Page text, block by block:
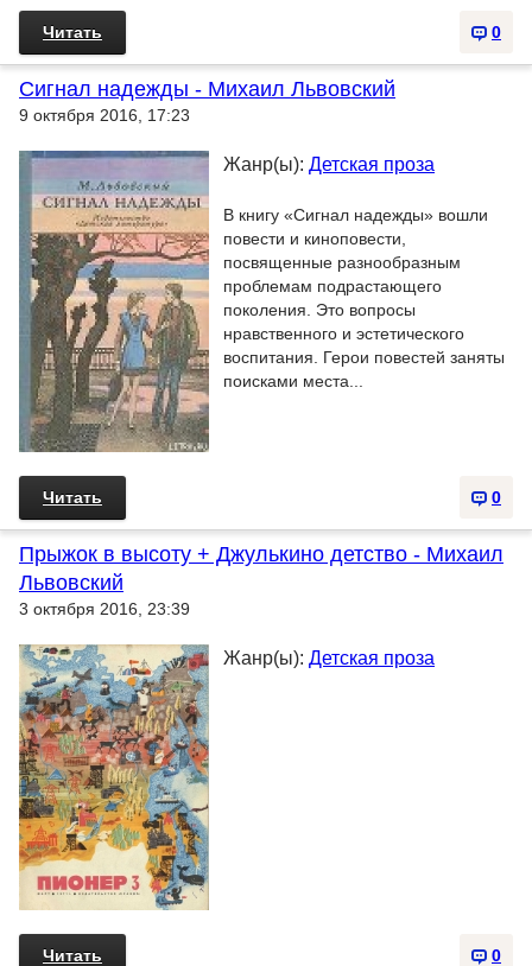
0
Читать
Сигнал надежды - Михаил Львовский
9 октября 2016, 17:23
Жанр(ы): Детская проза
В книгу «Сигнал надежды» вошли
повести и киноповести,
посвященные разнообразным
проблемам подрастающего
поколения. Это вопросы
нравственного и эстетического
воспитания. Герои повестей заняты
поисками места...
0
Читать
Прыжок в высоту + Джулькино детство - Михаил
Львовский
3 октября 2016, 23:39
Жанр(ы): Детская проза
0
Читать